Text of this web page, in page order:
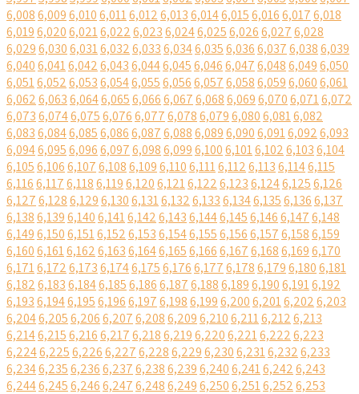
6,0086,0096,0106,0116,0126,0136,0146,0156,0166,0176,018
6,0196,0206,0216,0226,0236,0246,0256,0266,0276,028
6,0296,0306,0316,0326,0336,0346,0356,0366,0376,0386,039
6,0406,0416,0426,0436,0446,0456,0466,0476,0486,0496,050
6,0516,0526,0536,0546,0556,0566,0576,0586,0596,0606,061
6,0626,0636,0646,0656,0666,0676,0686,0696,0706,0716,072
6,0736,0746,0756,0766,0776,0786,0796,0806,0816,082
6,0836,0846,0856,0866,0876,0886,0896,0906,0916,0926,093
6,0946,0956,0966,0976,0986,0996,1006,1016,1026,1036,104
6,1056,1066,1076,1086,1096,1106,1116,1126,1136,1146,115
6,1166,1176,1186,1196,1206,1216,1226,1236,1246,1256,126
6,1276,1286,1296,1306,1316,1326,1336,1346,1356,1366,137
6,1386,1396,1406,1416,1426,1436,1446,1456,1466,1476,148
6,1496,1506,1516,1526,1536,1546,1556,1566,1576,1586,159
6,1606,1616,1626,1636,1646,1656,1666,1676,1686,1696,170
6,1716,1726,1736,1746,1756,1766,1776,1786,1796,1806,181
6,1826,1836,1846,1856,1866,1876,1886,1896,1906,1916,192
6,1936,1946,1956,1966,1976,1986,1996,2006,2016,2026,203
6,2046,2056,2066,2076,2086,2096,2106,2116,2126,213
6,2146,2156,2166,2176,2186,2196,2206,2216,2226,223
6,2246,2256,2266,2276,2286,2296,2306,2316,2326,233
6,2346,2356,2366,2376,2386,2396,2406,2416,2426,243
6,2446,2456,2466,2476,2486,2496,2506,2516,2526,253